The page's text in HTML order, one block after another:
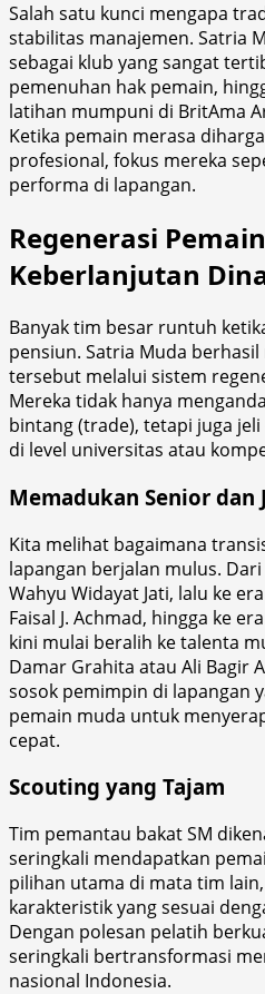
Salah satu kunci mengapa
stabilitas manajemen. Satria
sebagai klub yang sangat
pemenuhan hak pemain,
latihan mumpuni di BritAma
Ketika pemain merasa
profesional, fokus mereka
performa di lapangan.
Regenerasi
Keberlanjutan
Banyak tim besar runtuh
pensiun. Satria Muda
tersebut melalui sistem
Mereka tidak hanya
bintang (trade), tetapi juga
di level universitas atau
Memadukan Senior dan
Kita melihat bagaimana
lapangan berjalan mulus.
Wahyu Widayat Jati, lalu ke
Faisal J. Achmad, hingga ke
kini mulai beralih ke talenta
Damar Grahita atau Ali Bagir
sosok pemimpin di lapangan
pemain muda untuk
cepat.
Scouting yang Tajam
Tim pemantau bakat SM
seringkali mendapatkan
pilihan utama di mata tim
karakteristik yang sesuai
Dengan polesan pelatih
seringkali bertransformasi
nasional Indonesia.